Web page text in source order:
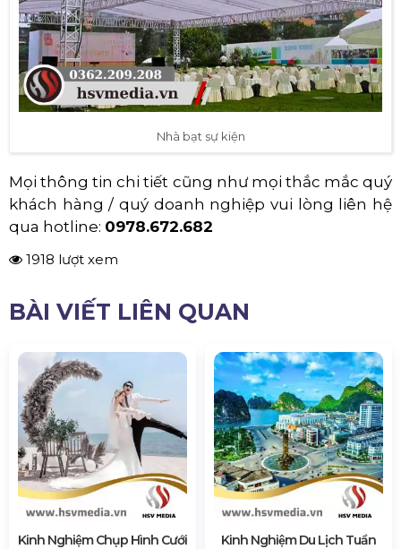
Nhà bạt sự kiện
Mọi thông tin chi tiết cũng như mọi thắc mắc quý
khách hàng / quý doanh nghiệp vui lòng liên hệ
qua hotline: 0978.672.682
1918 lượt xem
BÀI VIẾT LIÊN QUAN
Kinh Nghiệm Chụp Hình Cưới
Kinh Nghiệm Du Lịch Tuần